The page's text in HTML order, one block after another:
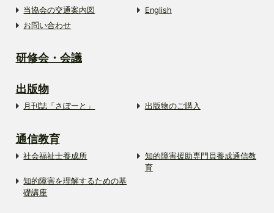
当協会の交通案内図
English
お問い合わせ
研修会・会議
出版物
月刊誌「さぽーと」 出版物のご購入
通信教育
社会福祉士養成所
知的障害援助専門員養成通信教
育
知的障害を理解するための基
礎講座